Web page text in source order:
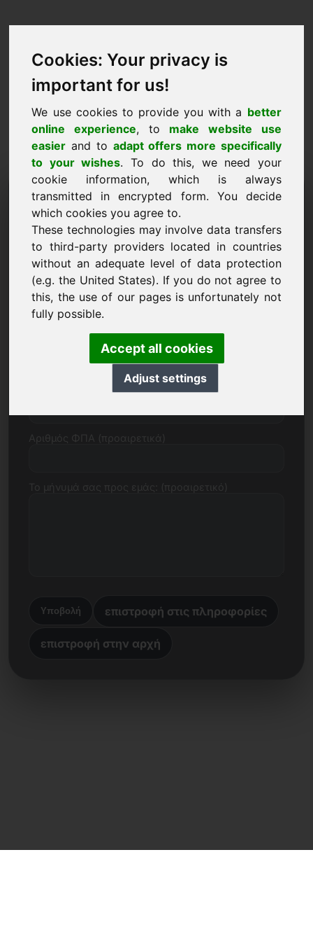
Cookies: Your privacy is
important for us!
We use cookies to provide you with a better
online experience, to make website use
easier and to adapt offers more specifically
to your wishes. To do this, we need your
cookie information, which is always
transmitted in encrypted form. You decide
which cookies you agree to.
These technologies may involve data transfers
to third-party providers located in countries
without an adequate level of data protection
(e.g. the United States). If you do not agree to
this, the use of our pages is unfortunately not
fully possible.
Accept all cookies
Adjust settings
Τομέας πρότασης τιμής:
cervantes.eu
Θέλω να υποβάλω πρόταση τιμής για το
Domain cervantes.eu.
Όνομα, εταιρεία
Πρόταση τιμής σε ευρώ
Υποβολή επιστροφή στις πληροφορίες
επιστροφή στην αρχή